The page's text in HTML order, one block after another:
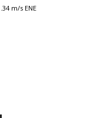
m/s ENE